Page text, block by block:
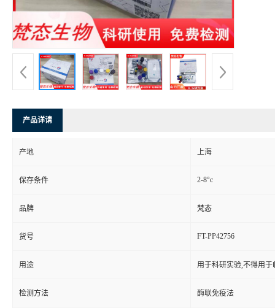
产品详请
产地 上海
保存条件 2-8°c
品牌 梵态
货号 FT-PP42756
用途 用于科研实验,不得用于
检测方法 酶联免疫法